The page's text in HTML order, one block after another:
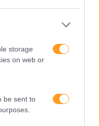
storage
on web or
be sent to
isso é bom para o mix
da Digital Nomads
e defende que “
com este novo estilo
uma ‘pequena
evitar as filas de
à escola e terem